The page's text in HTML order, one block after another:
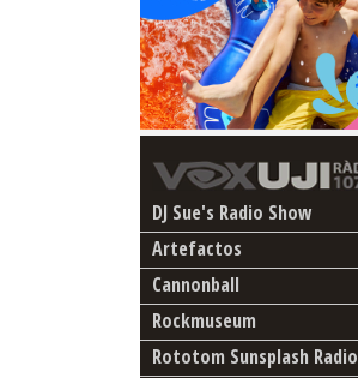
DJ Sue's Radio Show
Artefactos
Cannonball
Rockmuseum
Rototom Sunsplash Radio